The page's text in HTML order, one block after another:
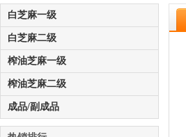
白芝麻一级
白芝麻二级
榨油芝麻一级
榨油芝麻二级
成品/副成品